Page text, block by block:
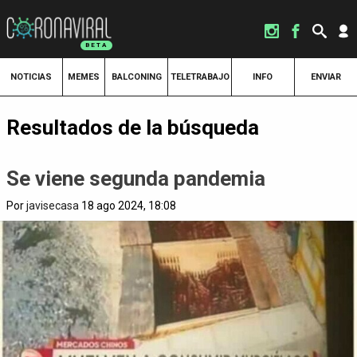
NOTICIAS MEMES BALCONING TELETRABAJO INFO ENVIAR
Resultados de la búsqueda
Se viene segunda pandemia
Porjavisecasa 18 ago 2024, 18:08